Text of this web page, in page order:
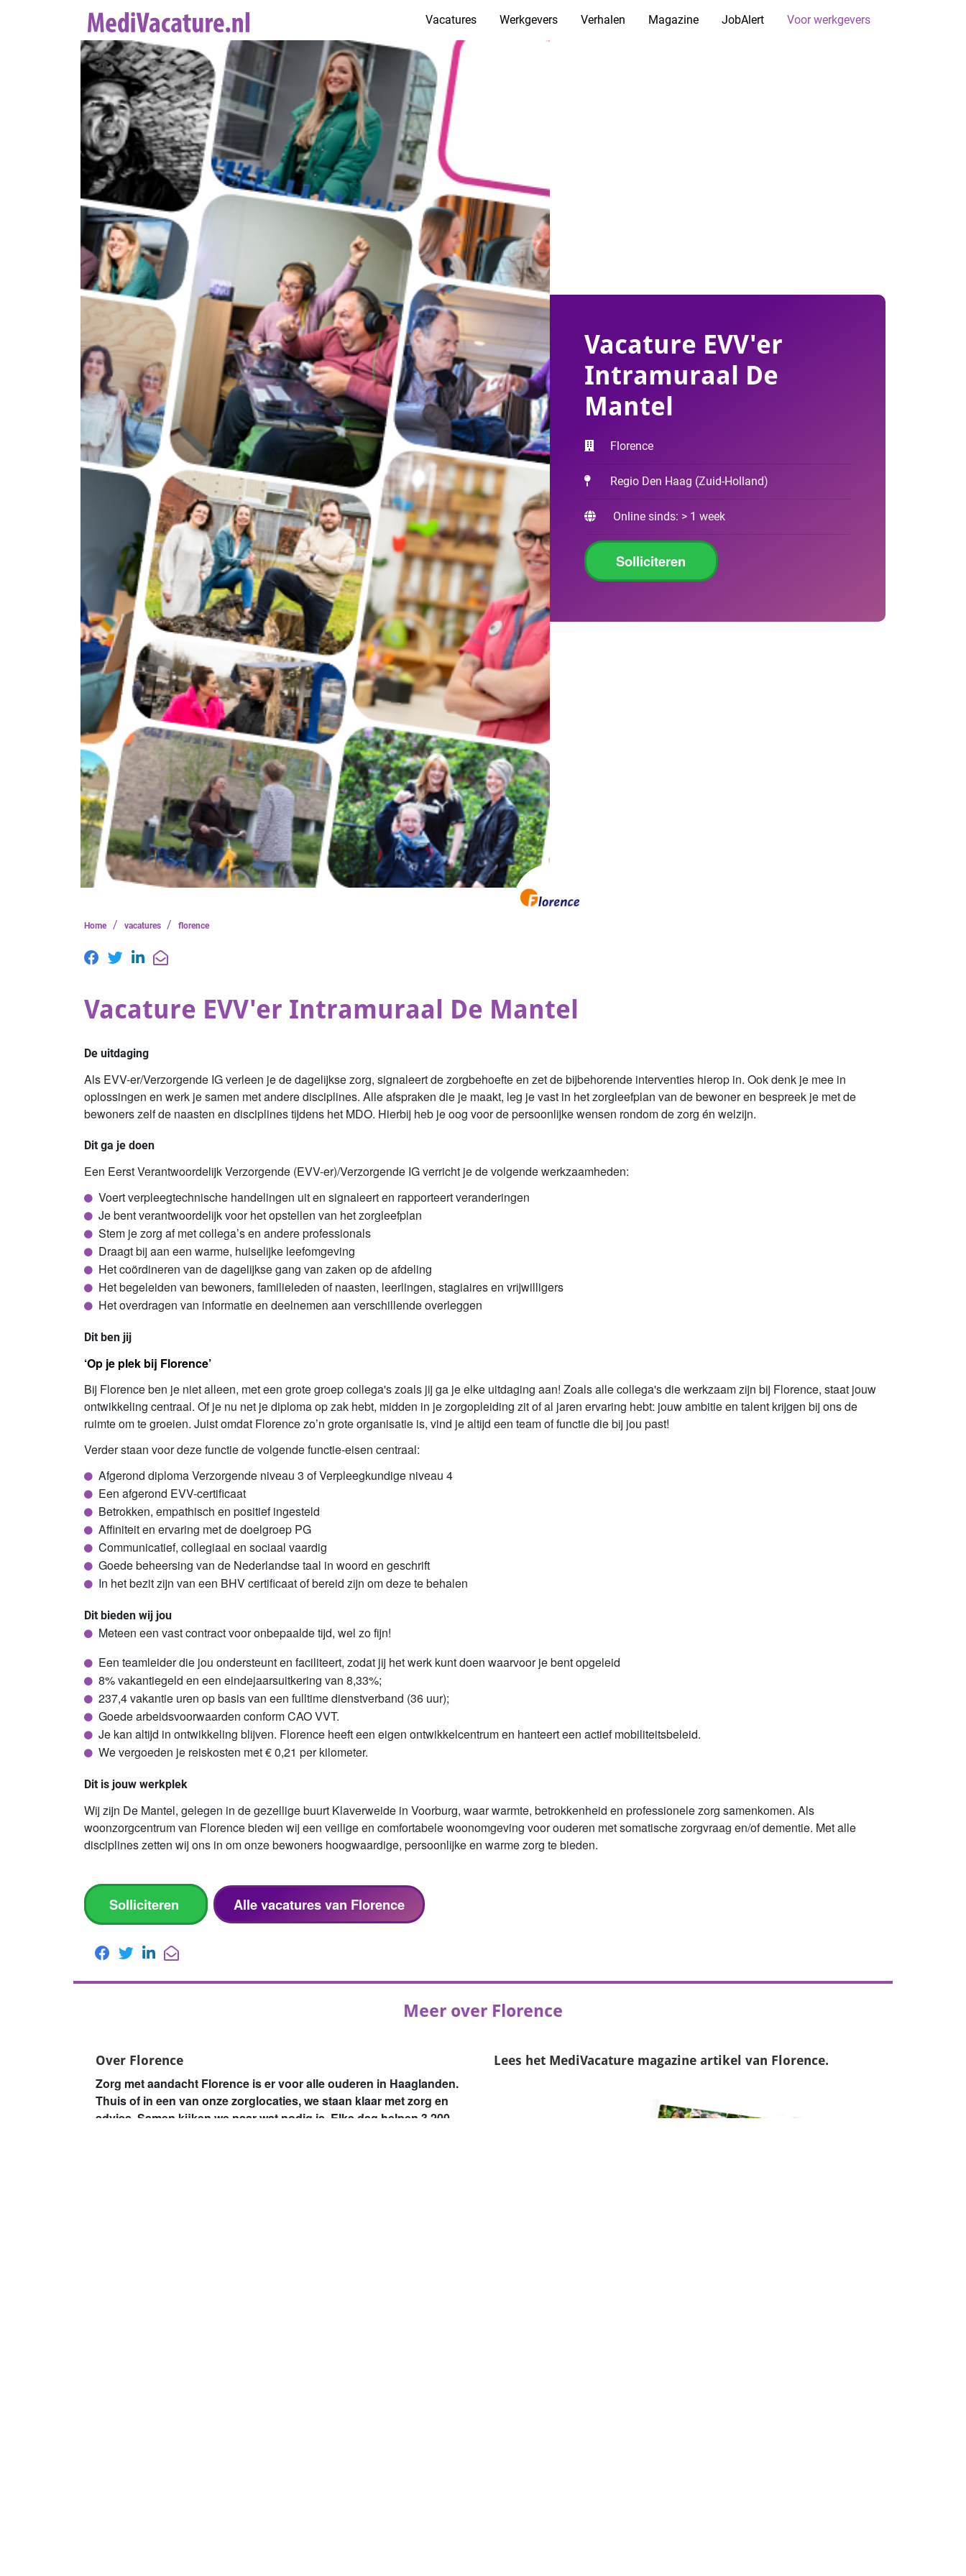
Vacatures Werkgevers Verhalen Magazine JobAlert Voor werkgevers
Vacature EVV'er
Intramuraal De
Mantel
Florence
Regio Den Haag (Zuid-Holland)
Online sinds: > 1 week
Solliciteren
Home / vacatures / florence
Vacature EVV'er Intramuraal De Mantel
De uitdaging
Als EVV-er/Verzorgende IG verleen je de dagelijkse zorg, signaleert de zorgbehoefte en zet de bijbehorende interventies hierop in. Ook denk je mee in
oplossingen en werk je samen met andere disciplines. Alle afspraken die je maakt, leg je vast in het zorgleefplan van de bewoner en bespreek je met de
bewoners zelf de naasten en disciplines tijdens het MDO. Hierbij heb je oog voor de persoonlijke wensen rondom de zorg én welzijn.
Dit ga je doen
Een Eerst Verantwoordelijk Verzorgende (EVV-er)/Verzorgende IG verricht je de volgende werkzaamheden:
Voert verpleegtechnische handelingen uit en signaleert en rapporteert veranderingen
Je bent verantwoordelijk voor het opstellen van het zorgleefplan
Stem je zorg af met collega’s en andere professionals
Draagt bij aan een warme, huiselijke leefomgeving
Het coördineren van de dagelijkse gang van zaken op de afdeling
Het begeleiden van bewoners, familieleden of naasten, leerlingen, stagiaires en vrijwilligers
Het overdragen van informatie en deelnemen aan verschillende overleggen
Dit ben jij
‘Op je plek bij Florence’
Bij Florence ben je niet alleen, met een grote groep collega's zoals jij ga je elke uitdaging aan! Zoals alle collega's die werkzaam zijn bij Florence, staat jouw
ontwikkeling centraal. Of je nu net je diploma op zak hebt, midden in je zorgopleiding zit of al jaren ervaring hebt: jouw ambitie en talent krijgen bij ons de
ruimte om te groeien. Juist omdat Florence zo’n grote organisatie is, vind je altijd een team of functie die bij jou past!
Verder staan voor deze functie de volgende functie-eisen centraal:
Afgerond diploma Verzorgende niveau 3 of Verpleegkundige niveau 4
Een afgerond EVV-certificaat
Betrokken, empathisch en positief ingesteld
Affiniteit en ervaring met de doelgroep PG
Communicatief, collegiaal en sociaal vaardig
Goede beheersing van de Nederlandse taal in woord en geschrift
In het bezit zijn van een BHV certificaat of bereid zijn om deze te behalen
Dit bieden wij jou
Meteen een vast contract voor onbepaalde tijd, wel zo fijn!
Een teamleider die jou ondersteunt en faciliteert, zodat jij het werk kunt doen waarvoor je bent opgeleid
8% vakantiegeld en een eindejaarsuitkering van 8,33%;
237,4 vakantie uren op basis van een fulltime dienstverband (36 uur);
Goede arbeidsvoorwaarden conformCAO VVT.
Je kan altijd in ontwikkeling blijven. Florence heeft een eigen ontwikkelcentrum en hanteert een actief mobiliteitsbeleid.
We vergoeden je reiskosten met € 0,21 per kilometer.
Dit is jouw werkplek
Wij zijn De Mantel, gelegen in de gezellige buurt Klaverweide in Voorburg, waar warmte, betrokkenheid en professionele zorg samenkomen. Als
woonzorgcentrum van Florence bieden wij een veilige en comfortabele woonomgeving voor ouderen met somatische zorgvraag en/of dementie. Met alle
disciplines zetten wij ons in om onze bewoners hoogwaardige, persoonlijke en warme zorg te bieden.
Solliciteren Alle vacatures van Florence
Meer over Florence
Over Florence
Zorg met aandacht Florence is er voor alle ouderen in Haaglanden.
Thuis of in een van onze zorglocaties, we staan klaar met zorg en
advies. Samen kijken we naar wat nodig is. Elke dag helpen 3.200
Lees het MediVacature magazine artikel van Florence.